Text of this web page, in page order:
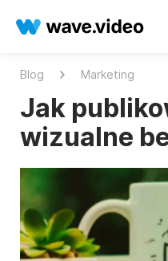
Blog Marketing
Jak
wizualne